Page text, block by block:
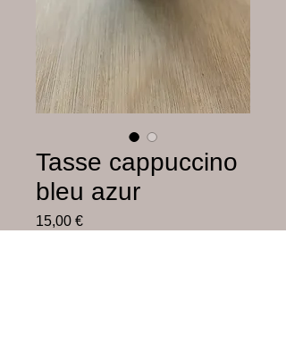
Tasse cappuccino
bleu azur
15,00 €Prix